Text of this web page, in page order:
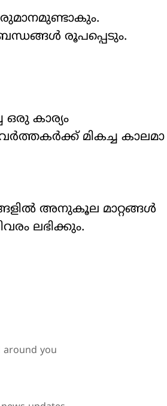
രൂപപ്പെടും.
കാര്യം
മികച്ച കാലമാ
അനുകൂല മാറ്റങ്ങൾ
ലഭിക്കും.
you